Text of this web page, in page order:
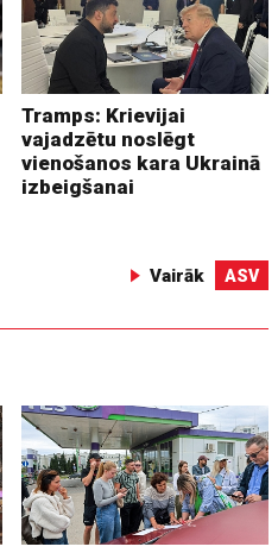
Tramps: Krievijai
vajadzētu noslēgt
vienošanos kara Ukrainā
izbeigšanai
Vairāk ASV